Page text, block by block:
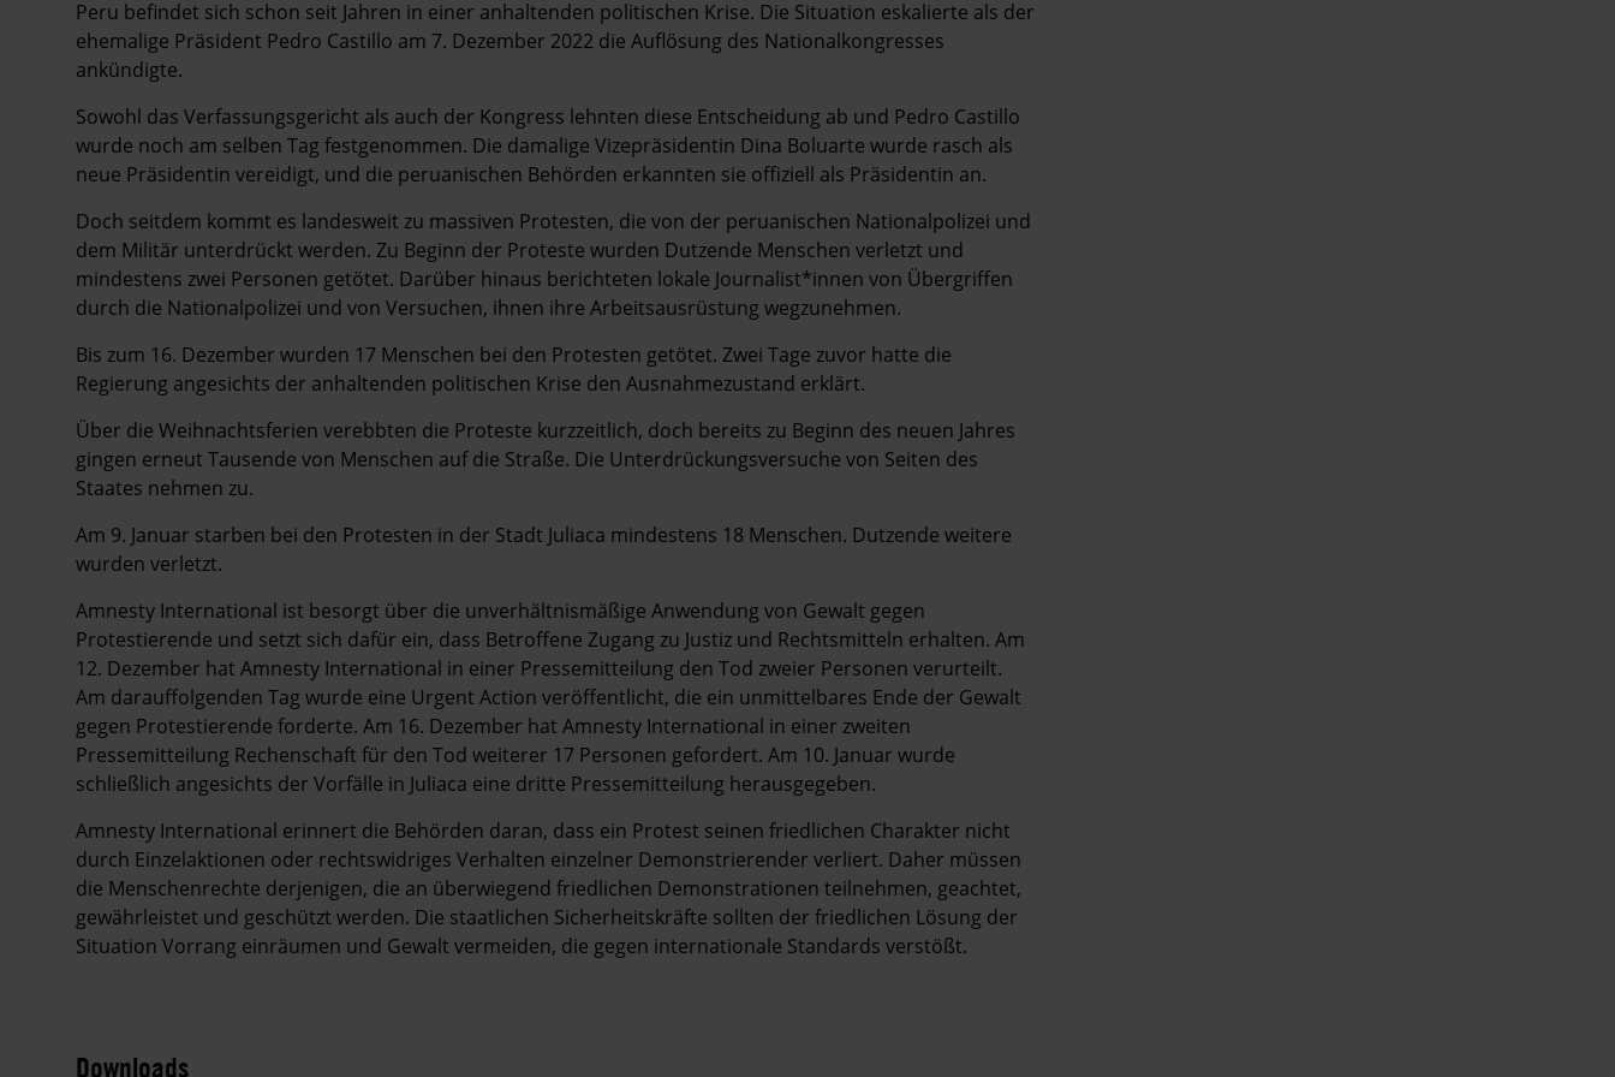
Hintergrund
Peru befindet sich schon seit Jahren in einer anhaltenden politischen Krise. Die Situation eskalierte als der
ehemalige Präsident Pedro Castillo am 7. Dezember 2022 die Auflösung des Nationalkongresses
ankündigte.
Sowohl das Verfassungsgericht als auch der Kongress lehnten diese Entscheidung ab und Pedro Castillo
wurde noch am selben Tag festgenommen. Die damalige Vizepräsidentin Dina Boluarte wurde rasch als
neue Präsidentin vereidigt, und die peruanischen Behörden erkannten sie offiziell als Präsidentin an.
Doch seitdem kommt es landesweit zu massiven Protesten, die von der peruanischen Nationalpolizei und
dem Militär unterdrückt werden. Zu Beginn der Proteste wurden Dutzende Menschen verletzt und
mindestens zwei Personen getötet. Darüber hinaus berichteten lokale Journalist*innen von Übergriffen
durch die Nationalpolizei und von Versuchen, ihnen ihre Arbeitsausrüstung wegzunehmen.
Bis zum 16. Dezember wurden 17 Menschen bei den Protesten getötet. Zwei Tage zuvor hatte die
Regierung angesichts der anhaltenden politischen Krise den Ausnahmezustand erklärt.
Über die Weihnachtsferien verebbten die Proteste kurzzeitlich, doch bereits zu Beginn des neuen Jahres
gingen erneut Tausende von Menschen auf die Straße. Die Unterdrückungsversuche von Seiten des
Staates nehmen zu.
Am 9. Januar starben bei den Protesten in der Stadt Juliaca mindestens 18 Menschen. Dutzende weitere
wurden verletzt.
Amnesty International ist besorgt über die unverhältnismäßige Anwendung von Gewalt gegen
Protestierende und setzt sich dafür ein, dass Betroffene Zugang zu Justiz und Rechtsmitteln erhalten. Am
12. Dezember hat Amnesty International in einer Pressemitteilung den Tod zweier Personen verurteilt.
Am darauffolgenden Tag wurde eine Urgent Action veröffentlicht, die ein unmittelbares Ende der Gewalt
gegen Protestierende forderte. Am 16. Dezember hat Amnesty International in einer zweiten
Pressemitteilung Rechenschaft für den Tod weiterer 17 Personen gefordert. Am 10. Januar wurde
schließlich angesichts der Vorfälle in Juliaca eine dritte Pressemitteilung herausgegeben.
Amnesty International erinnert die Behörden daran, dass ein Protest seinen friedlichen Charakter nicht
durch Einzelaktionen oder rechtswidriges Verhalten einzelner Demonstrierender verliert. Daher müssen
die Menschenrechte derjenigen, die an überwiegend friedlichen Demonstrationen teilnehmen, geachtet,
gewährleistet und geschützt werden. Die staatlichen Sicherheitskräfte sollten der friedlichen Lösung der
Situation Vorrang einräumen und Gewalt vermeiden, die gegen internationale Standards verstößt.
Downloads